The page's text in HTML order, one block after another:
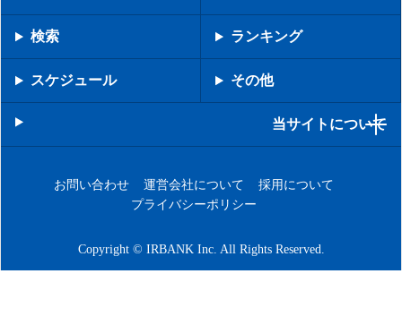
検索 ランキング
スケジュール その他
当サイトについて
お問い合わせ 運営会社について
採用について
プライバシーポリシー
Copyright © IRBANK Inc. All Rights Reserved.